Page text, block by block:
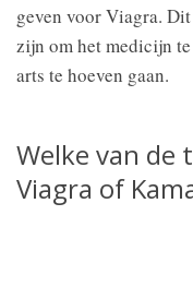
geven voor Viagra.
zijn om het medicijn
arts te hoeven gaan.
Welke van de
Viagra of